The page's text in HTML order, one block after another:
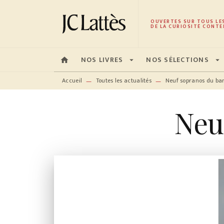
MENU RECHERCHE CONTENU
OUVERTES SUR TOUS
DE LA CURIOSITÉ
home NOS LIVRES arrow_drop_down NOS SÉLECTIONS arrow_drop_down
Accueil — Toutes les actualités — Neuf sopranos du